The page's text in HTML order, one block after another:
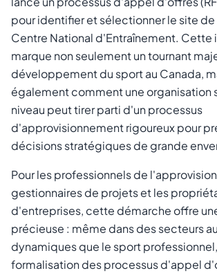
pour identifier et sélectionner le site de
Centre National d'Entraînement. Cette
marque non seulement un tournant
développement du sport au Canada,
également comment une organisation
niveau peut tirer parti d'un processus
d'approvisionnement rigoureux pour
décisions stratégiques de grande
Pour les professionnels de
gestionnaires de projets et les
d'entreprises, cette démarche offre
précieuse : même dans des secteurs
dynamiques que le sport
formalisation des processus d'appel
Annuler